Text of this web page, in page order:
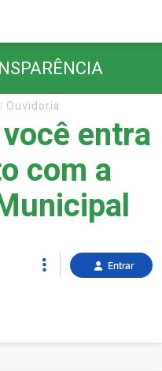
Ouvidoria
entra
com a